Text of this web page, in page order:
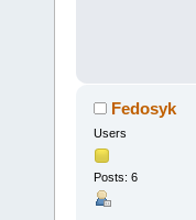
Fedosyk
Users
Posts: 6